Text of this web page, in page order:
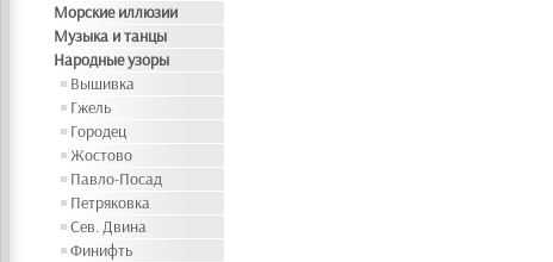
Морские иллюзии
Музыка и танцы
Народные узоры
Вышивка
Гжель
Городец
Жостово
Павло-Посад
Петряковка
Сев. Двина
Финифть